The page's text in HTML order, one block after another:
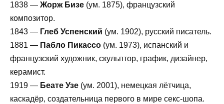
1838 — Жорж Бизе (ум. 1875), французский
композитор.
1843 — Глеб Успенский (ум. 1902), русский писатель.
1881 — Пабло Пикассо (ум. 1973), испанский и
французский художник, скульптор, график, дизайнер,
керамист.
1919 — Беате Узе (ум. 2001), немецкая лётчица,
каскадёр, создательница первого в мире секс-шопа.